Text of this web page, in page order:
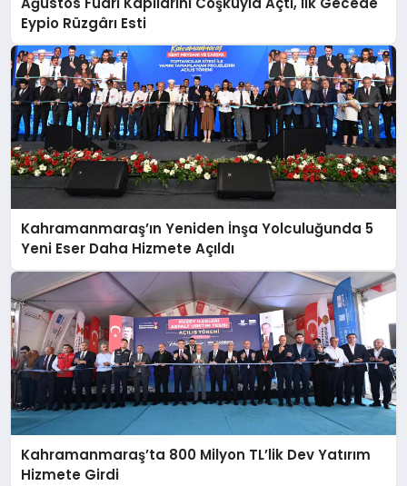
Eypio Rüzgârı Esti
Kahramanmaraş’ın Yeniden İnşa Yolculuğunda 5
Yeni Eser Daha Hizmete Açıldı
Kahramanmaraş’ta 800 Milyon TL’lik Dev Yatırım
Hizmete Girdi